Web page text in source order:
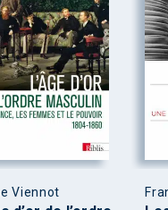
Viennot